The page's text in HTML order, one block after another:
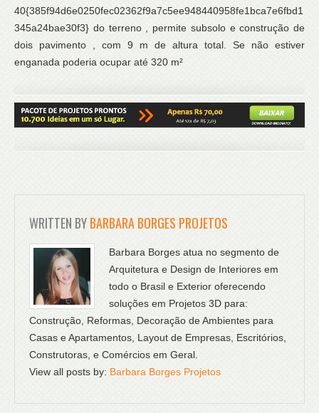
40{385f94d6e0250fec02362f9a7c5ee948440958fe1bca7e6fbd1
345a24bae30f3} do terreno , permite subsolo e construção de
dois pavimento , com 9 m de altura total. Se não estiver
enganada poderia ocupar até 320 m²
WRITTEN BYBARBARA BORGES PROJETOS
Barbara Borges atua no segmento de
Arquitetura e Design de Interiores em
todo o Brasil e Exterior oferecendo
soluções em Projetos 3D para:
Construção, Reformas, Decoração de Ambientes para
Casas e Apartamentos, Layout de Empresas, Escritórios,
Construtoras, e Comércios em Geral.
View all posts by: Barbara Borges Projetos